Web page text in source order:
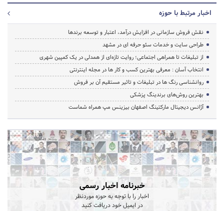
اخبار مرتبط با حوزه
نقش فروش سازمانی در افزایش درآمد، اعتبار و توسعه برندها
طراحی سایت و خدمات سئو حرفه ای در مشهد
از تبلیغات تا همراهی اجتماعی؛ روایت تازه‌ای از همدلی در یک کمپین شهری
انتخاب آسان : معرفی بهترین کسب و کار ها در مجله اینترنتی
روانشناسی رنگ ها در تبلیغات و تاثیر مستقیم آن بر فروش
بهترین روش‌های برندینگ پزشکی
آژانس دیجیتال مارکتینگ اصفهان بیزینس مپ همراه شماست
خبرنامه اخبار رسمی
اخبار را با توجه به حوزه موردنظر
در ایمیل خود دریافت کنید